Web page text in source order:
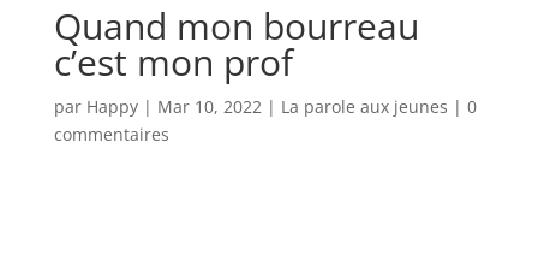
Quand mon bourreau
c’est mon prof
par Happy| Mar 10, 2022| La parole aux jeunes | 0
commentaires